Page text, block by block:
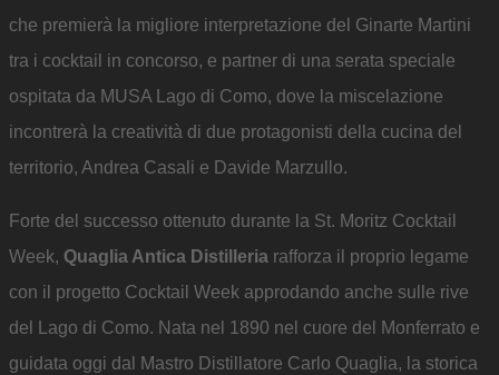
che premierà la migliore interpretazione del Ginarte Martini
tra i cocktail in concorso, e partner di una serata speciale
ospitata da MUSA Lago di Como, dove la miscelazione
incontrerà la creatività di due protagonisti della cucina del
territorio, Andrea Casali e Davide Marzullo.
Forte del successo ottenuto durante la St. Moritz Cocktail
Week, Quaglia Antica Distilleria rafforza il proprio legame
con il progetto Cocktail Week approdando anche sulle rive
del Lago di Como. Nata nel 1890 nel cuore del Monferrato e
guidata oggi dal Mastro Distillatore Carlo Quaglia, la storica